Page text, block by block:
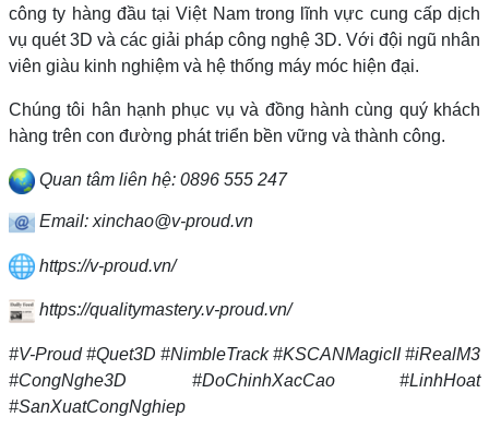
công ty hàng đầu tại Việt Nam trong lĩnh vực cung cấp dịch
vụ quét 3D và các giải pháp công nghệ 3D. Với đội ngũ nhân
viên giàu kinh nghiệm và hệ thống máy móc hiện đại.
Chúng tôi hân hạnh phục vụ và đồng hành cùng quý khách
hàng trên con đường phát triển bền vững và thành công.
Quan tâm liên hệ: 0896 555 247
Email: xinchao@v-proud.vn
https://v-proud.vn/
https://qualitymastery.v-proud.vn/
#V-Proud #Quet3D #NimbleTrack #KSCANMagicII #iRealM3
#CongNghe3D #DoChinhXacCao #LinhHoat
#SanXuatCongNghiep